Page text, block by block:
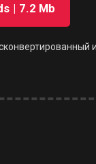
7.2 Mb